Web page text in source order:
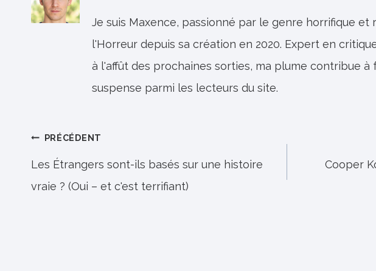
Je suis Maxence, passionné par le genre horrifique et
l'Horreur depuis sa création en 2020. Expert en
à l'affût des prochaines sorties, ma plume contribue
suspense parmi les lecteurs du site.
Navigation
de
l’article
PRÉCÉDENT
Les Étrangers sont-ils basés sur une histoire
vraie ? (Oui – et c'est terrifiant)
Cooper